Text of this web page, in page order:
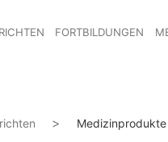
FORTBILDUNGEN